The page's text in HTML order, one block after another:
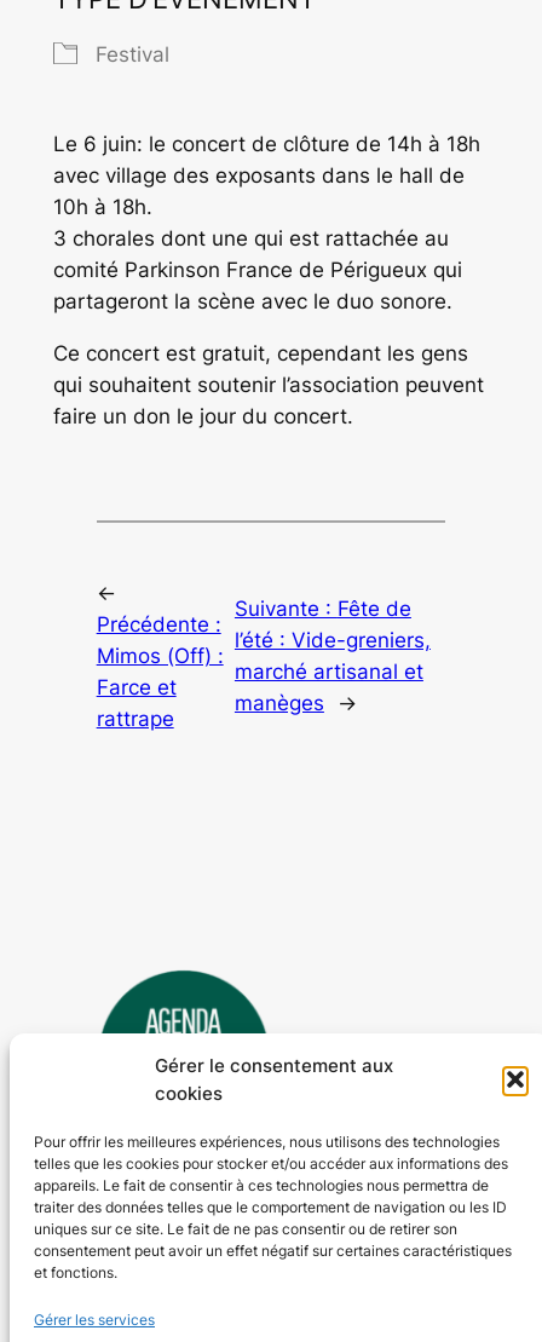
Gérer le consentement aux
cookies
Pour offrir les meilleures expériences, nous utilisons des technologies
telles que les cookies pour stocker et/ou accéder aux informations des
appareils. Le fait de consentir à ces technologies nous permettra de
traiter des données telles que le comportement de navigation ou les ID
uniques sur ce site. Le fait de ne pas consentir ou de retirer son
consentement peut avoir un effet négatif sur certaines caractéristiques
et fonctions.
Gérer les services
Festival
Le 6 juin: le concert de clôture de 14h à 18h
avec village des exposants dans le hall de
10h à 18h.
3 chorales dont une qui est rattachée au
comité Parkinson France de Périgueux qui
partageront la scène avec le duo sonore.
Ce concert est gratuit, cependant les gens
qui souhaitent soutenir l’association peuvent
faire un don le jour du concert.
←
Précédente :
Mimos (Off) :
Farce et
rattrape
Suivante : Fête de
l’été : Vide-greniers,
marché artisanal et
manèges
→
Agenda 24
L'agenda des manifestations et activités en Dordogne
Tous les événements